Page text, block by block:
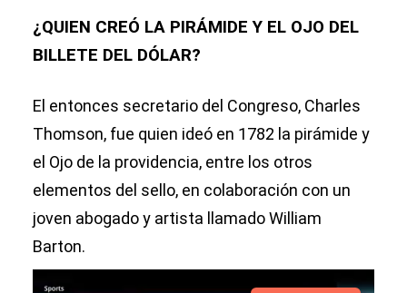
precio original
¿QUIEN CREÓ LA PIRÁMIDE Y EL OJO DEL
BILLETE DEL DÓLAR?
El entonces secretario del Congreso, Charles
Thomson, fue quien ideó en 1782 la pirámide y
el Ojo de la providencia, entre los otros
elementos del sello, en colaboración con un
joven abogado y artista llamado William
Barton.